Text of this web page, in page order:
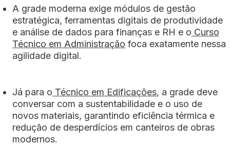
A grade moderna exige módulos de gestão
estratégica, ferramentas digitais de produtividade
e análise de dados para finanças e RH e o Curso
Técnico em Administração foca exatamente nessa
agilidade digital.
Já para o Técnico em Edificações, a grade deve
conversar com a sustentabilidade e o uso de
novos materiais, garantindo eficiência térmica e
redução de desperdícios em canteiros de obras
modernos.